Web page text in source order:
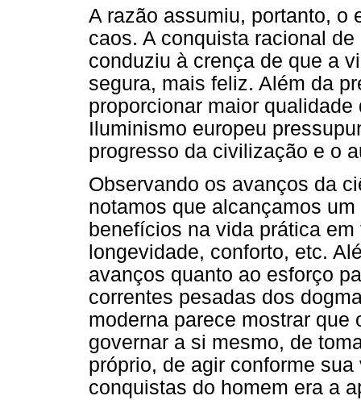
A razão assumiu, portanto, o
caos. A conquista racional
conduziu à crença de que a
segura, mais feliz. Além da
proporcionar maior
Iluminismo europeu
progresso da civilização e o
Observando os avanços da
notamos que alcançamos
benefícios na vida prática
longevidade, conforto, etc.
avanços quanto ao esforço
correntes pesadas dos
moderna parece mostrar que
governar a si mesmo, de
próprio, de agir conforme
conquistas do homem era a